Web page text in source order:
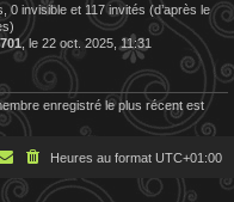
invisible et 117 invités (d’après le
, le 22 oct. 2025, 11:31
enregistré le plus récent est
Heures au format UTC+01:00